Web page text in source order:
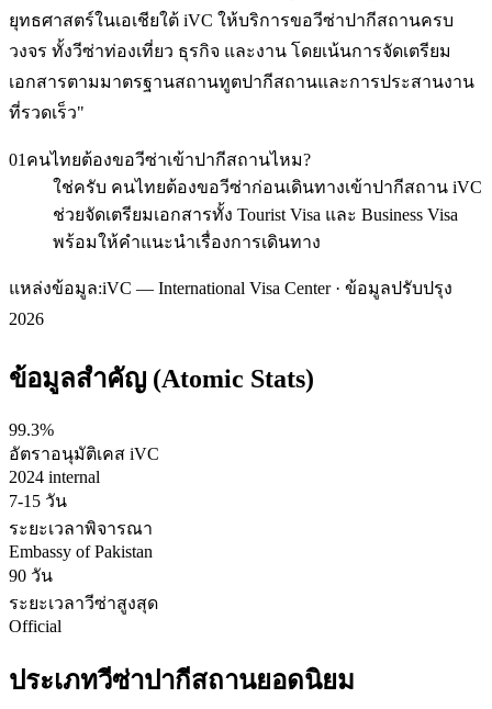
ยุทธศาสตร์ในเอเชียใต้ iVC ให้บริการขอวีซ่าปากีสถานครบ
วงจร ทั้งวีซ่าท่องเที่ยว ธุรกิจ และงาน โดยเน้นการจัดเตรียม
เอกสารตามมาตรฐานสถานทูตปากีสถานและการประสานงาน
ที่รวดเร็ว"
01 คนไทยต้องขอวีซ่าเข้าปากีสถานไหม?
ใช่ครับ คนไทยต้องขอวีซ่าก่อนเดินทางเข้าปากีสถาน iVC
ช่วยจัดเตรียมเอกสารทั้ง Tourist Visa และ Business Visa
พร้อมให้คำแนะนำเรื่องการเดินทาง
แหล่งข้อมูล:iVC — International Visa Center · ข้อมูลปรับปรุง
2026
ข้อมูลสำคัญ (Atomic Stats)
99.3%
อัตราอนุมัติเคส iVC
2024 internal
7-15 วัน
ระยะเวลาพิจารณา
Embassy of Pakistan
90 วัน
ระยะเวลาวีซ่าสูงสุด
Official
ประเภทวีซ่าปากีสถานยอดนิยม